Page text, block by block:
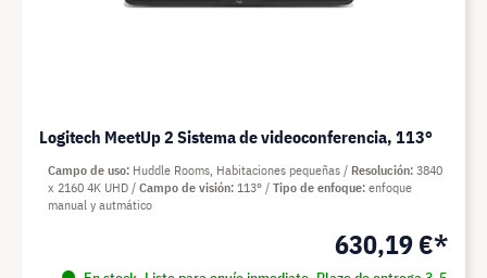
Logitech MeetUp 2 Sistema de videoconferencia, 113°
630,19 €*
Campo de uso Huddle Rooms, Habitaciones pequeñas Resolución 3840
x 2160 4K UHD
Campo de visión 113° Tipo de enfoque enfoque
manual y autmático